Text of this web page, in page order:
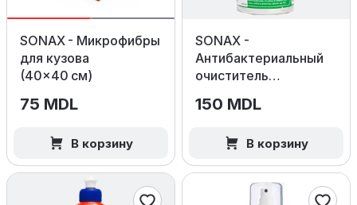
SONAX - Микрофибры
для кузова
(40×40 см)
75 MDL
В корзину
SONAX -
Антибактериальный
очиститель
Fresh
150 MDL
В корзину